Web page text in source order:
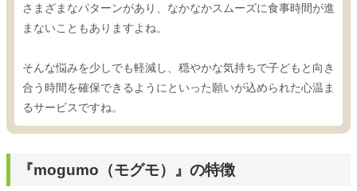
さまざまなパターンがあり、なかなかスムーズに食事時間が進
まないこともありますよね。
そんな悩みを少しでも軽減し、穏やかな気持ちで子どもと向き
合う時間を確保できるようにといった願いが込められた心温ま
るサービスですね。
『mogumo（モグモ）』の特徴